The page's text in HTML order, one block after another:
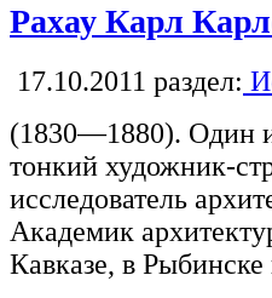
Рахау Карл
17.10.2011 раздел:
(1830—1880). Один
тонкий художник-
исследователь
Академик
Кавказе, в Рыбинске